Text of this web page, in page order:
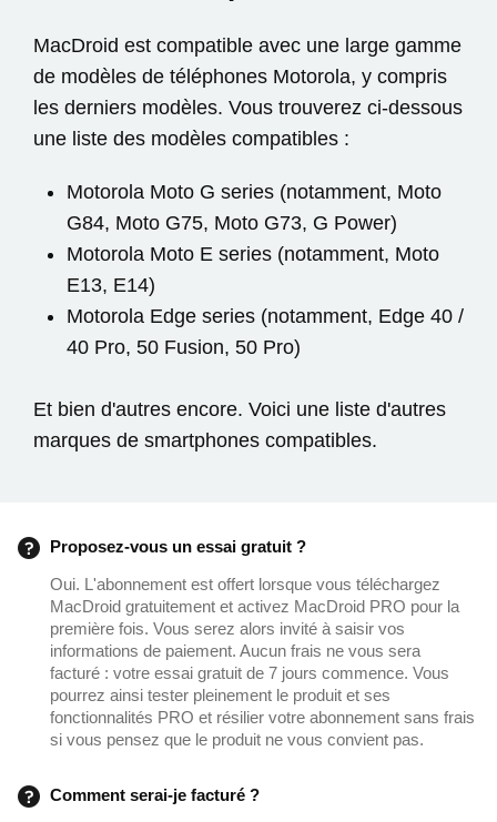
MacDroid est compatible avec une large gamme
de modèles de téléphones Motorola, y compris
les derniers modèles. Vous trouverez ci-dessous
une liste des modèles compatibles :
Motorola Moto G series (notamment, Moto
G84, Moto G75, Moto G73, G Power)
Motorola Moto E series (notamment, Moto
E13, E14)
Motorola Edge series (notamment, Edge 40 /
40 Pro, 50 Fusion, 50 Pro)
Et bien d'autres encore. Voici une liste d'autres
marques de smartphones compatibles.
Proposez-vous un essai gratuit ?
Oui. L'abonnement est offert lorsque vous téléchargez
MacDroid gratuitement et activez MacDroid PRO pour la
première fois. Vous serez alors invité à saisir vos
informations de paiement. Aucun frais ne vous sera
facturé : votre essai gratuit de 7 jours commence. Vous
pourrez ainsi tester pleinement le produit et ses
fonctionnalités PRO et résilier votre abonnement sans frais
si vous pensez que le produit ne vous convient pas.
Comment serai-je facturé ?